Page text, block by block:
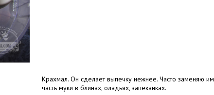
Крахмал. Он сделает выпечку нежнее. Часто заменяю им
часть муки в блинах, оладьях, запеканках.